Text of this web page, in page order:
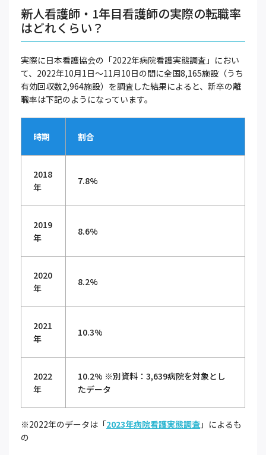
新人看護師・1年目看護師の実際の転職率
はどれくらい？
実際に日本看護協会の「2022年病院看護実態調査」におい
て、2022年10月1日～11月10日の間に全国8,165施設（うち
有効回収数2,964施設）を調査した結果によると、新卒の離
職率は下記のようになっています。
時期 割合
2018
年
7.8%
2019
年
8.6%
2020
年
8.2%
2021
年
10.3%
2022
年
10.2% ※別資料：3,639病院を対象とし
たデータ
※2022年のデータは「2023年病院看護実態調査 」によるも
の